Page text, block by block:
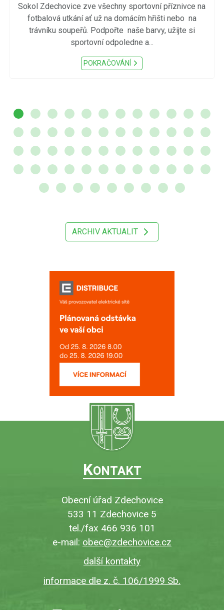
Sokol Zdechovice zve všechny sportovní příznivce na
fotbalová utkání ať už na domácím hřišti nebo na
trávníku soupeřů. Podpořte naše barvy, užijte si
sportovní odpoledne a...
POKRAČOVÁNÍ
ARCHIV AKTUALIT
KONTAKT
Obecní úřad Zdechovice
533 11 Zdechovice 5
tel./fax 466 936 101
e-mail: obec@zdechovice.cz
další kontakty
informace dle z. č. 106/1999 Sb.